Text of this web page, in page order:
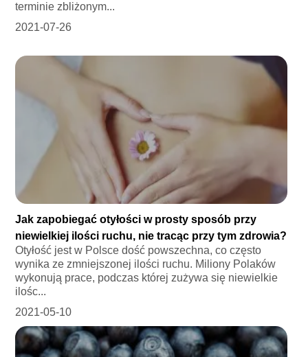
terminie zbliżonym...
2021-07-26
Jak zapobiegać otyłości w prosty sposób przy
niewielkiej ilości ruchu, nie tracąc przy tym zdrowia?
Otyłość jest w Polsce dość powszechna, co często
wynika ze zmniejszonej ilości ruchu. Miliony Polaków
wykonują prace, podczas której zużywa się niewielkie
ilośc...
2021-05-10